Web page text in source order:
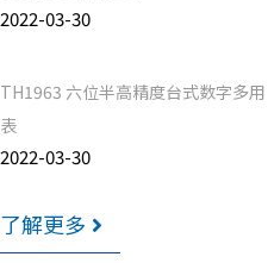
2022-03-30
TH1963 六位半高精度台式数字多用
表
2022-03-30
了解更多